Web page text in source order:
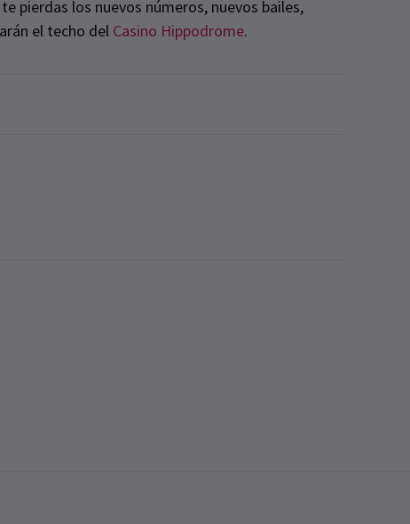
pierdas los nuevos números, nuevos bailes,
el techo del Casino Hippodrome.